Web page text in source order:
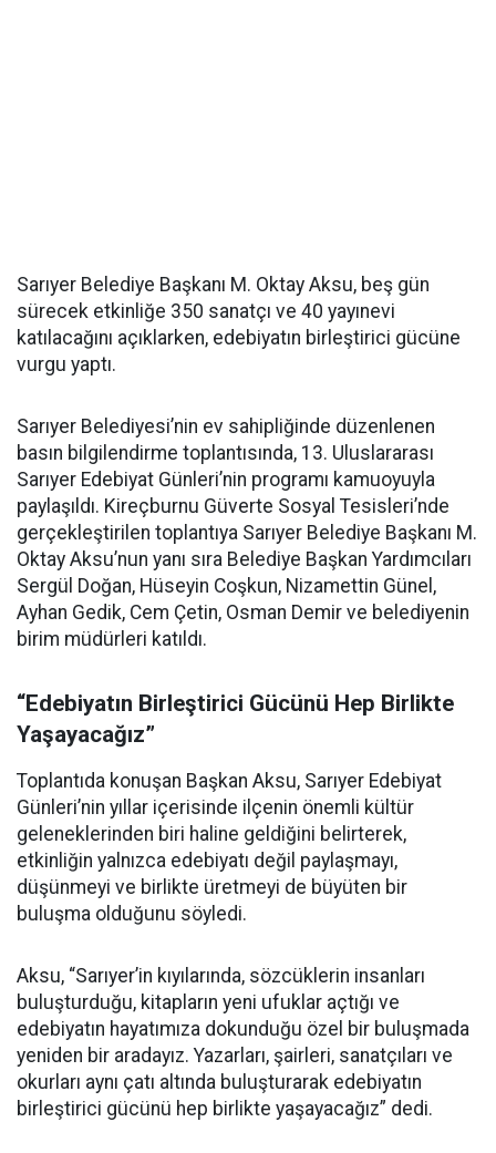
Sarıyer Belediye Başkanı M. Oktay Aksu, beş gün
sürecek etkinliğe 350 sanatçı ve 40 yayınevi
katılacağını açıklarken, edebiyatın birleştirici gücüne
vurgu yaptı.
Sarıyer Belediyesi’nin ev sahipliğinde düzenlenen
basın bilgilendirme toplantısında, 13. Uluslararası
Sarıyer Edebiyat Günleri’nin programı kamuoyuyla
paylaşıldı. Kireçburnu Güverte Sosyal Tesisleri’nde
gerçekleştirilen toplantıya Sarıyer Belediye Başkanı M.
Oktay Aksu’nun yanı sıra Belediye Başkan Yardımcıları
Sergül Doğan, Hüseyin Coşkun, Nizamettin Günel,
Ayhan Gedik, Cem Çetin, Osman Demir ve belediyenin
birim müdürleri katıldı.
“Edebiyatın Birleştirici Gücünü Hep Birlikte
Yaşayacağız”
Toplantıda konuşan Başkan Aksu, Sarıyer Edebiyat
Günleri’nin yıllar içerisinde ilçenin önemli kültür
geleneklerinden biri haline geldiğini belirterek,
etkinliğin yalnızca edebiyatı değil paylaşmayı,
düşünmeyi ve birlikte üretmeyi de büyüten bir
buluşma olduğunu söyledi.
Aksu, “Sarıyer’in kıyılarında, sözcüklerin insanları
buluşturduğu, kitapların yeni ufuklar açtığı ve
edebiyatın hayatımıza dokunduğu özel bir buluşmada
yeniden bir aradayız. Yazarları, şairleri, sanatçıları ve
okurları aynı çatı altında buluşturarak edebiyatın
birleştirici gücünü hep birlikte yaşayacağız” dedi.